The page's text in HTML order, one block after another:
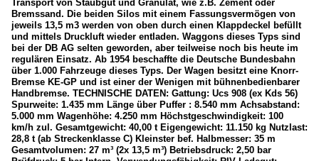
Transport von Staubgut und Granulat, wie z.B. Zement oder
Bremssand. Die beiden Silos mit einem Fassungsvermögen von
jeweils 13,5 m3 werden von oben durch einen Klappdeckel befüllt
und mittels Druckluft wieder entladen. Waggons dieses Typs sind
bei der DB AG selten geworden, aber teilweise noch bis heute im
regulären Einsatz. Ab 1954 beschaffte die Deutsche Bundesbahn
über 1.000 Fahrzeuge dieses Typs. Der Wagen besitzt eine Knorr-
Bremse KE-GP und ist einer der Wenigen mit bühnenbedienbarer
Handbremse. TECHNISCHE DATEN: Gattung: Ucs 908 (ex Kds 56)
Spurweite: 1.435 mm Länge über Puffer : 8.540 mm Achsabstand:
5.000 mm Wagenhöhe: 4.250 mm Höchstgeschwindigkeit: 100
km/h zul. Gesamtgewicht: 40,00 t Eigengewicht: 11.150 kg Nutzlast:
28,8 t (ab Streckenklasse C) Kleinster bef. Halbmesser: 35 m
Gesamtvolumen: 27 m³ (2x 13,5 m³) Betriebsdruck: 2,50 bar